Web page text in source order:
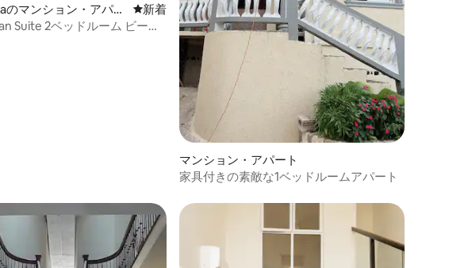
のマンション・アパー
新しい宿泊先
新着
Suite 2ベッドルーム ビーチ
マンション・アパート
家具付きの素敵な1ベッドルームアパート